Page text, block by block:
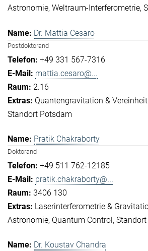
Astronomie Weltraum-Interferometrie
Dr. Mattia Cesaro
Postdoktorand
+49 331 567-7316
mattia.cesaro@...
2.16
Quantengravitation &
Standort Potsdam
Pratik Chakraborty
Doktorand
+49 511 762-12185
pratik.chakraborty@...
3406 130
Laserinterferometrie &
Astronomie Quantum Control
Dr. Koustav Chandra